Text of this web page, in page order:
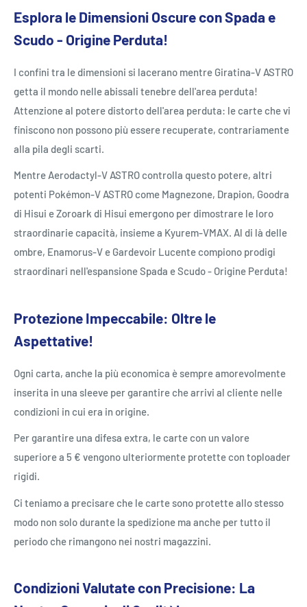
Esplora le Dimensioni Oscure con Spada e
Scudo - Origine Perduta!
I confini tra le dimensioni si lacerano mentre Giratina-V ASTRO
getta il mondo nelle abissali tenebre dell'area perduta!
Attenzione al potere distorto dell'area perduta: le carte che vi
finiscono non possono più essere recuperate, contrariamente
alla pila degli scarti.
Mentre Aerodactyl-V ASTRO controlla questo potere, altri
potenti Pokémon-V ASTRO come Magnezone, Drapion, Goodra
di Hisui e Zoroark di Hisui emergono per dimostrare le loro
straordinarie capacità, insieme a Kyurem-VMAX. Al di là delle
ombre, Enamorus-V e Gardevoir Lucente compiono prodigi
straordinari nell'espansione Spada e Scudo - Origine Perduta!
Protezione Impeccabile: Oltre le
Aspettative!
Ogni carta, anche la più economica è sempre amorevolmente
inserita in una sleeve per garantire che arrivi al cliente nelle
condizioni in cui era in origine.
Per garantire una difesa extra, le carte con un valore
superiore a 5 € vengono ulteriormente protette con toploader
rigidi.
Ci teniamo a precisare che le carte sono protette allo stesso
modo non solo durante la spedizione ma anche per tutto il
periodo che rimangono nei nostri magazzini.
Condizioni Valutate con Precisione: La